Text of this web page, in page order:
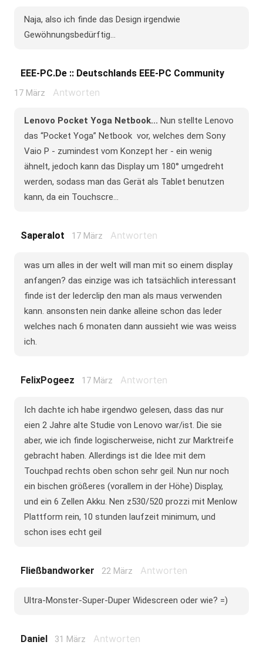
Naja, also ich finde das Design irgendwie
Gewöhnungsbedürftig...
EEE-PC.de :: Deutschlands EEE-PC Community
17 März Antworten
Lenovo Pocket Yoga Netbook... Nun stellte Lenovo
das “Pocket Yoga” Netbook vor, welches dem Sony
Vaio P - zumindest vom Konzept her - ein wenig
ähnelt, jedoch kann das Display um 180° umgedreht
werden, sodass man das Gerät als Tablet benutzen
kann, da ein Touchscre...
Saperalot 17 März Antworten
was um alles in der welt will man mit so einem display
anfangen? das einzige was ich tatsächlich interessant
finde ist der lederclip den man als maus verwenden
kann. ansonsten nein danke alleine schon das leder
welches nach 6 monaten dann aussieht wie was weiss
ich.
FelixPogeez 17 März Antworten
Ich dachte ich habe irgendwo gelesen, dass das nur
eien 2 Jahre alte Studie von Lenovo war/ist. Die sie
aber, wie ich finde logischerweise, nicht zur Marktreife
gebracht haben. Allerdings ist die Idee mit dem
Touchpad rechts oben schon sehr geil. Nun nur noch
ein bischen größeres (vorallem in der Höhe) Display,
und ein 6 Zellen Akku. Nen z530/520 prozzi mit Menlow
Plattform rein, 10 stunden laufzeit minimum, und
schon ises echt geil
Fließbandworker 22 März Antworten
Ultra-Monster-Super-Duper Widescreen oder wie? =)
Daniel 31 März Antworten